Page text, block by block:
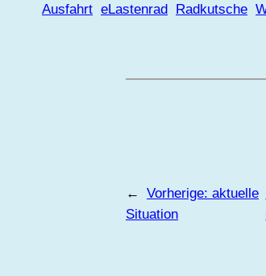
Ausfahrt eLastenrad Radkutsche
← Vorherige: aktuelle
Situation